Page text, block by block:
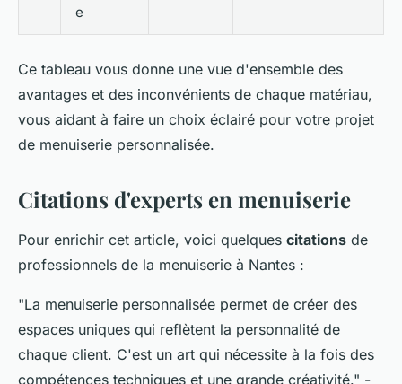
e
Ce tableau vous donne une vue d'ensemble des
avantages et des inconvénients de chaque matériau,
vous aidant à faire un choix éclairé pour votre projet
de menuiserie personnalisée.
Citations d'experts en menuiserie
Pour enrichir cet article, voici quelques citations de
professionnels de la menuiserie à Nantes :
"La menuiserie personnalisée permet de créer des
espaces uniques qui reflètent la personnalité de
chaque client. C'est un art qui nécessite à la fois des
compétences techniques et une grande créativité." -